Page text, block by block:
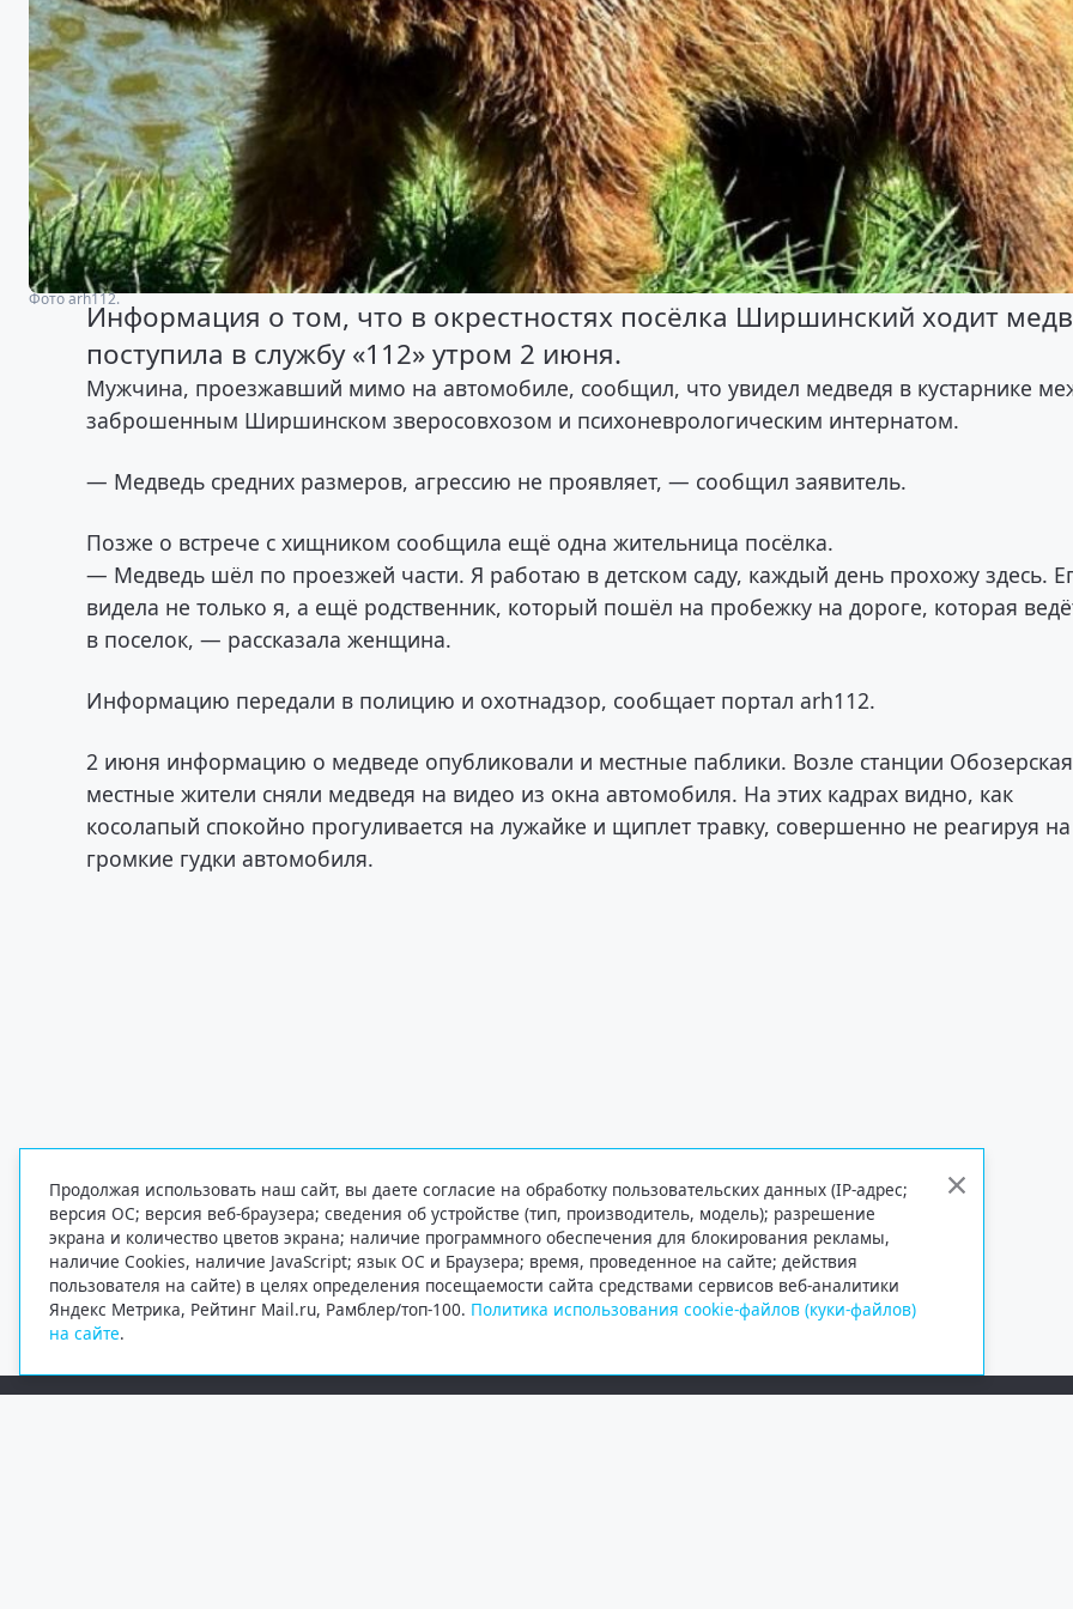
Фото arh112.Информация о том, что в окрестностях посёлка Ширшинский ходит
поступила в службу «112» утром 2 июня.
Мужчина, проезжавший мимо на автомобиле, сообщил, что увидел медведя в кустарнике
заброшенным Ширшинском зверосовхозом и психоневрологическим интернатом.
— Медведь средних размеров, агрессию не проявляет, — сообщил заявитель.
Позже о встрече с хищником сообщила ещё одна жительница посёлка.
— Медведь шёл по проезжей части. Я работаю в детском саду, каждый день прохожу здесь.
видела не только я, а ещё родственник, который пошёл на пробежку на дороге, которая
в поселок, — рассказала женщина.
Информацию передали в полицию и охотнадзор, сообщает портал arh112.
2 июня информацию о медведе опубликовали и местные паблики. Возле станции Обозерская
местные жители сняли медведя на видео из окна автомобиля. На этих кадрах видно, как
косолапый спокойно прогуливается на лужайке и щиплет травку, совершенно не реагируя на
громкие гудки автомобиля.
Продолжая использовать наш сайт, вы даете согласие на обработку пользовательских данных (IP-адрес;
версия ОС; версия веб-браузера; сведения об устройстве (тип, производитель, модель); разрешение
экрана и количество цветов экрана; наличие программного обеспечения для блокирования рекламы,
наличие Cookies, наличие JavaScript; язык ОС и Браузера; время, проведенное на сайте; действия
пользователя на сайте) в целях определения посещаемости сайта средствами сервисов веб-аналитики
Яндекс Метрика, Рейтинг Mail.ru, Рамблер/топ-100. Политика использования cookie-файлов (куки-файлов)
на сайте.